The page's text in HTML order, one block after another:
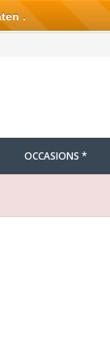
OCCASIONS *
.